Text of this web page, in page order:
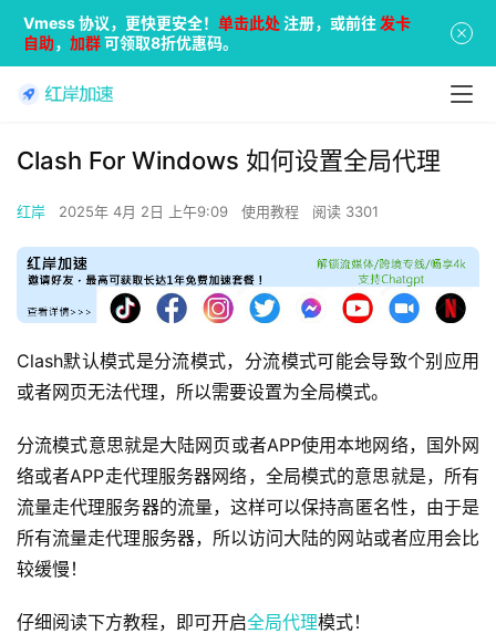
Clash For Windows 如何设置全局代理
红岸 2025年 4月 2日 上午9:09 使用教程 阅读 3301
Clash默认模式是分流模式，分流模式可能会导致个别应用
或者网页无法代理，所以需要设置为全局模式。
分流模式意思就是大陆网页或者APP使用本地网络，国外网
络或者APP走代理服务器网络，全局模式的意思就是，所有
流量走代理服务器的流量，这样可以保持高匿名性，由于是
所有流量走代理服务器，所以访问大陆的网站或者应用会比
较缓慢！
仔细阅读下方教程，即可开启全局代理模式！
Vmess 协议，更快更安全！ 单击此处注册，或前往 发卡
自助， 加群可领取8折优惠码。